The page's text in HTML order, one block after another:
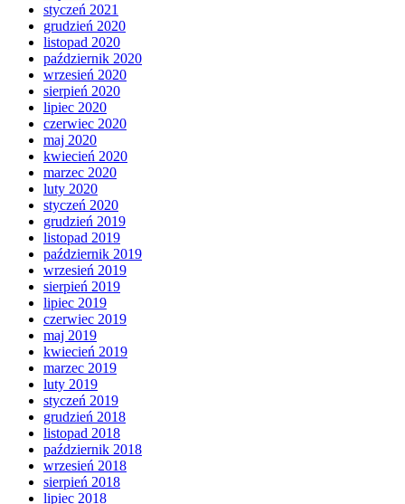
styczeń 2021
grudzień 2020
listopad 2020
październik 2020
wrzesień 2020
sierpień 2020
lipiec 2020
czerwiec 2020
maj 2020
kwiecień 2020
marzec 2020
luty 2020
styczeń 2020
grudzień 2019
listopad 2019
październik 2019
wrzesień 2019
sierpień 2019
lipiec 2019
czerwiec 2019
maj 2019
kwiecień 2019
marzec 2019
luty 2019
styczeń 2019
grudzień 2018
listopad 2018
październik 2018
wrzesień 2018
sierpień 2018
lipiec 2018